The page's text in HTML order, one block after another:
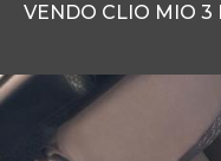
VENDO CLIO MIO 3